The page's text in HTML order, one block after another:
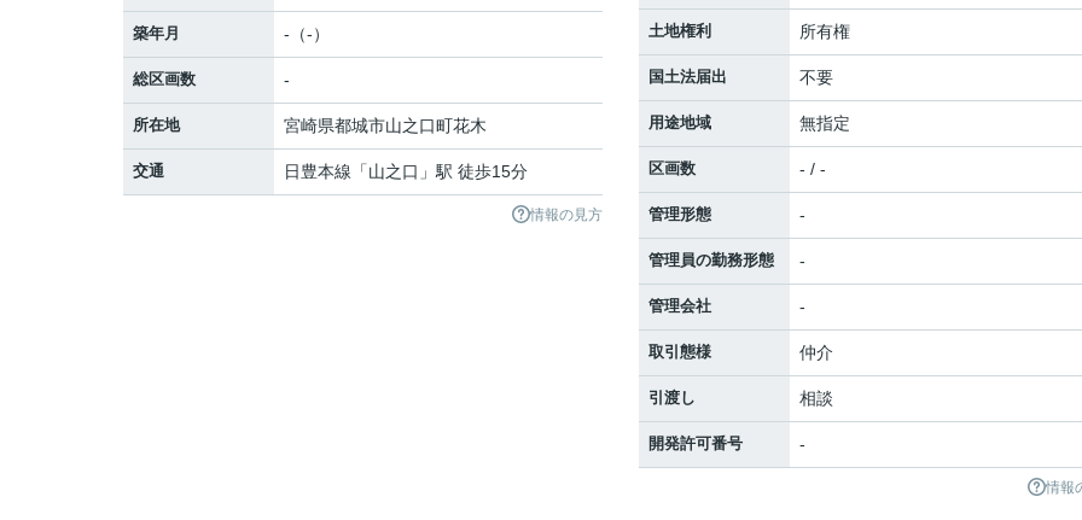
築年月 -（-）
総区画数 -
所在地 宮崎県都城市山之口町花木
交通 日豊本線 「山之口 」駅 徒歩15分
情報の見方
土地権利 所有権
国土法届出 不要
用途地域 無指定
区画数 - / -
管理形態 -
管理員の勤務形態 -
管理会社 -
取引態様 仲介
引渡し 相談
開発許可番号 -
情報